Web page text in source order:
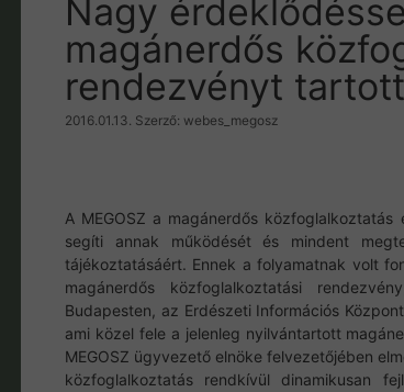
Nagy
magánerdős
rendezvényt
2016.01.13. Szerző: webes_megosz
A MEGOSZ a magánerdős
segíti annak működését és mindent
tájékoztatásáért. Ennek a folyamatnak volt
magánerdős közfoglalkoztatási
Budapesten, az Erdészeti Információs
ami közel fele a jelenleg nyilvántartott
MEGOSZ ügyvezető elnöke felvezetőjében
közfoglalkoztatás rendkívül